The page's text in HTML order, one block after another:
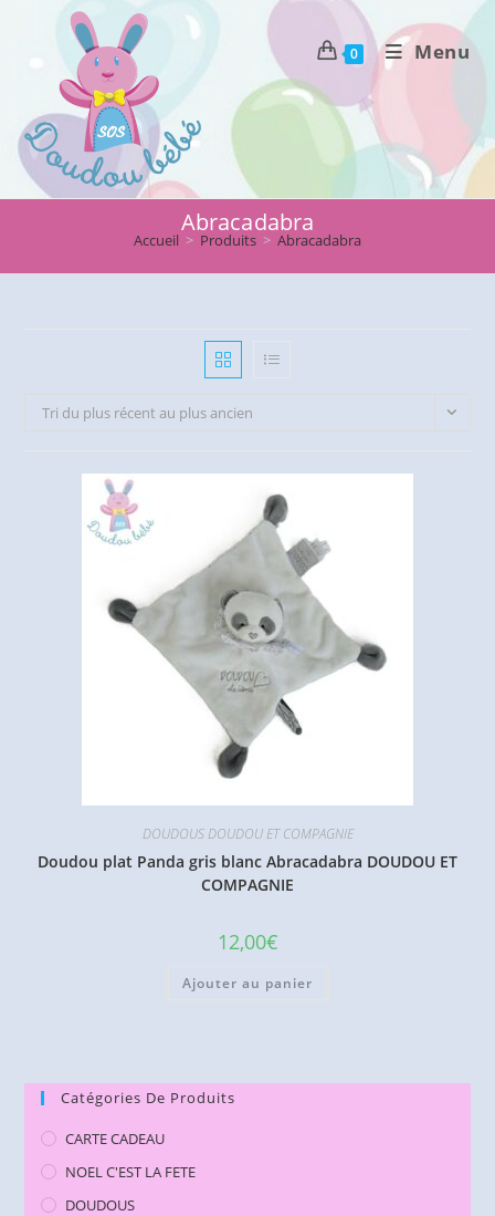
0 Menu
Abracadabra
Accueil > Produits > Abracadabra
Tri du plus récent au plus ancien
DOUDOUS DOUDOU ET COMPAGNIE
Doudou plat Panda gris blanc Abracadabra DOUDOU ET
COMPAGNIE
12,00€
Ajouter au panier
Catégories De Produits
CARTE CADEAU
NOEL C'EST LA FETE
DOUDOUS